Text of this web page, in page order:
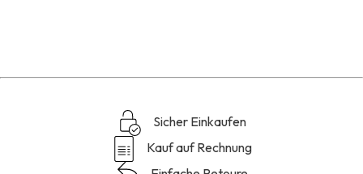
Sicher Einkaufen
Kauf auf Rechnung